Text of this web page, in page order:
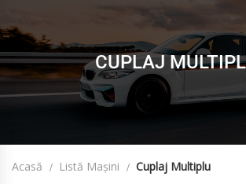
CUPLAJ
Acasă Listă Mașini Cuplaj Multiplu